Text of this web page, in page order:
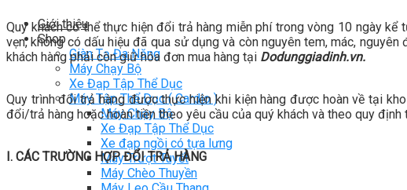
Giới thiệu
Shop
Giàn Tạ Đa Năng
Máy Chạy Bộ
Xe Đạp Tập Thể Dục
Máy Tập Thể Dục ( Cardio )
Máy Chạy Bộ
Xe Đạp Tập Thể Dục
Xe đạp ngồi có tựa lưng
Máy Trượt Tuyết
Máy Chèo Thuyền
Quý khách có thể thực hiện đổi trả hàng miễn phí trong vòng 10 ngày
vẹn, không có dấu hiệu đã qua sử dụng và còn nguyên tem, mác,
khách hàng phải còn giữ hóa đơn mua hàng tại Dodunggiadinh.vn.
Quy trình đổi trả hàng được thực hiện khi kiện hàng được hoàn về tại
đổi/trả hàng hoặc hoàn tiền theo yêu cầu của quý khách và theo quy định
I. CÁC TRƯỜNG HỢP ĐỔI TRẢ HÀNG